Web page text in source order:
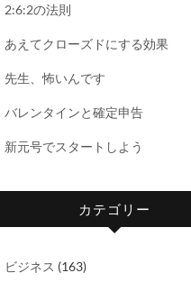
2:6:2の法則
あえてクローズドにする効果
先生、怖いんです
バレンタインと確定申告
新元号でスタートしよう
カテゴリー
ビジネス (163)